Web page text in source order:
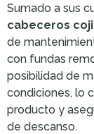
Sumado a sus
cabeceros
de
con fundas
posibilidad de
condiciones, lo
producto y
de descanso.